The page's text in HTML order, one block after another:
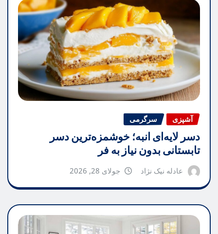
آشپزی سرگرمی
دسر لایه‌ای انبه؛ خوشمزه‌ترین دسر
تابستانی بدون نیاز به فر
عادله نیک نژاد جولای 28, 2026